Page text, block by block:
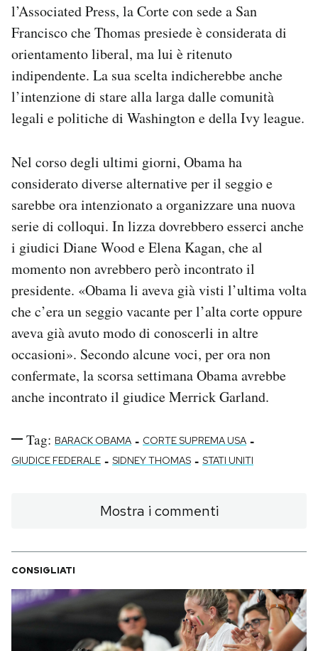
l’Associated Press, la Corte con sede a San
Francisco che Thomas presiede è considerata di
orientamento liberal, ma lui è ritenuto
indipendente. La sua scelta indicherebbe anche
l’intenzione di stare alla larga dalle comunità
legali e politiche di Washington e della Ivy league.
Nel corso degli ultimi giorni, Obama ha
considerato diverse alternative per il seggio e
sarebbe ora intenzionato a organizzare una nuova
serie di colloqui. In lizza dovrebbero esserci anche
i giudici Diane Wood e Elena Kagan, che al
momento non avrebbero però incontrato il
presidente. «Obama li aveva già visti l’ultima volta
che c’era un seggio vacante per l’alta corte oppure
aveva già avuto modo di conoscerli in altre
occasioni». Secondo alcune voci, per ora non
confermate, la scorsa settimana Obama avrebbe
anche incontrato il giudice Merrick Garland.
Tag: BARACK OBAMA - CORTE SUPREMA USA -
GIUDICE FEDERALE - SIDNEY THOMAS - STATI UNITI
Mostra i commenti
CONSIGLIATI